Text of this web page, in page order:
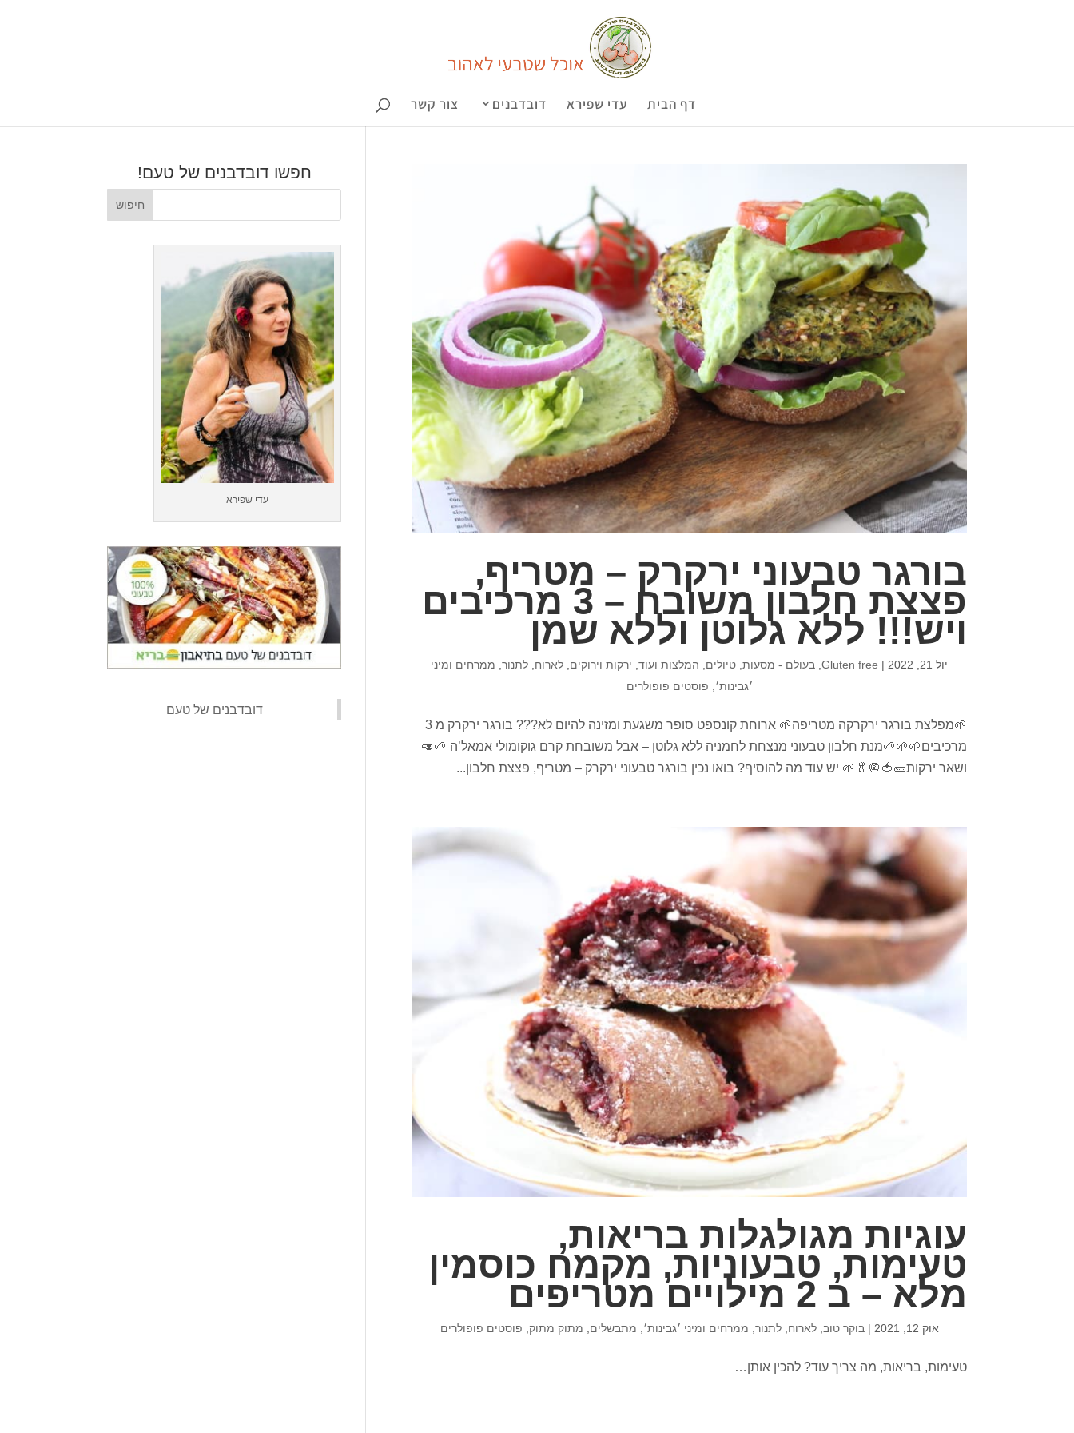
דף הבית עדי שפירא דובדבנים צור קשר
בורגר טבעוני ירקרק – מטריף,
פצצת חלבון משובח – 3 מרכיבים
ויש!!! ללא גלוטן וללא שמן
יול 21, 2022 |
Gluten free
, בעולם - מסעות, טיולים, המלצות ועוד, ירקות וירוקים, לארוח, לתנור, ממרחים ומיני
׳גבינות׳, פוסטים פופולרים
🌱מפלצת בורגר ירקרקה מטריפה🌱 ארוחת קונספט סופר משגעת ומזינה להיום לא??? בורגר ירקרק מ 3
מרכיבים🌱🌱🌱מנת חלבון טבעוני מנצחת לחמניה ללא גלוטן – אבל משובחת קרם גוקומולי אמאל’ה 🌱🥑
ושאר ירקות🥒🍅🧅🥬🌱 יש עוד מה להוסיף? בואו נכין בורגר טבעוני ירקרק – מטריף, פצצת חלבון...
עוגיות מגולגלות בריאות,
טעימות, טבעוניות, מקמח כוסמין
מלא – ב 2 מילויים מטריפים
אוק 12, 2021 | בוקר טוב ,לארוח ,לתנור ממרחים ומיני ׳גבינות׳ מתבשלים מתוק מתוק פוסטים פופולרים
טעימות, בריאות, מה צריך עוד? להכין אותן…
חפשו דובדבנים של טעם!
עדי שפירא
‏דובדבנים של טעם‏